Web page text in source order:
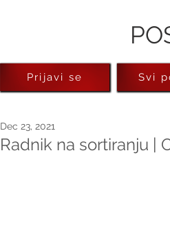
Radnik na sortiranju |
Dec 23, 2021
Prijavi se Svi